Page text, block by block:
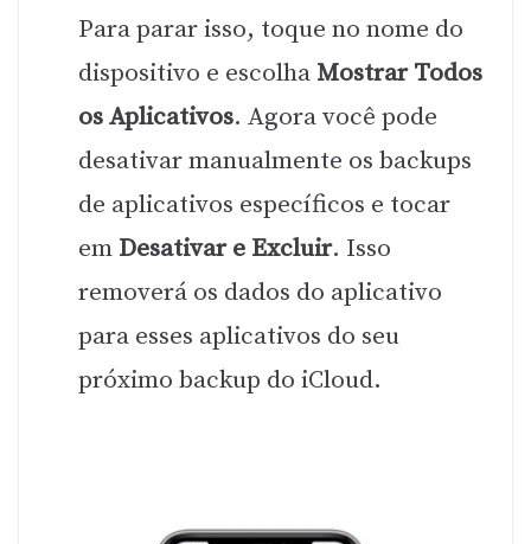
Para parar isso, toque no nome do
dispositivo e escolha Mostrar Todos
os Aplicativos. Agora você pode
desativar manualmente os backups
de aplicativos específicos e tocar
em Desativar e Excluir. Isso
removerá os dados do aplicativo
para esses aplicativos do seu
próximo backup do iCloud.